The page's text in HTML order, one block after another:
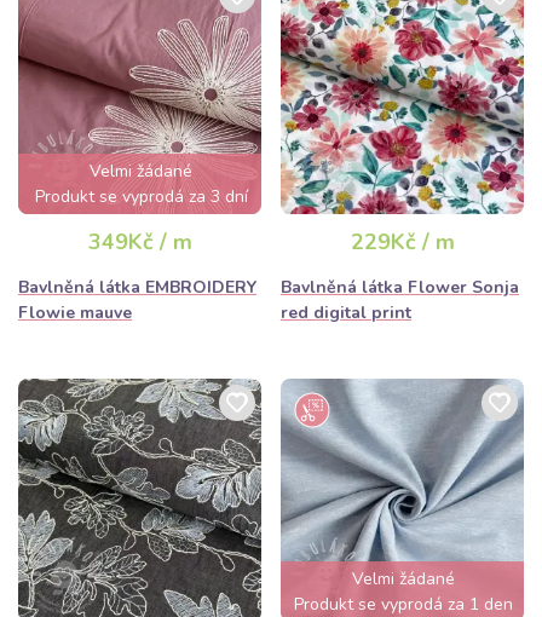
Velmi žádané
Produkt se vyprodá za 3 dní
349Kč / m
Bavlněná látka EMBROIDERY
Flowie mauve
229Kč / m
Bavlněná látka Flower Sonja
red digital print
Velmi žádané
Produkt se vyprodá za 1 den